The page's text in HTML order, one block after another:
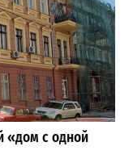
«дом с одной